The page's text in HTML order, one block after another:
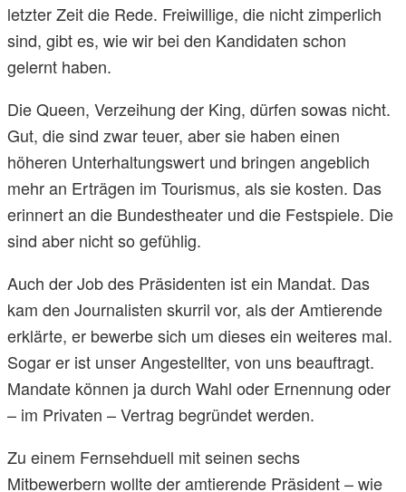
letzter Zeit die Rede. Freiwillige, die nicht zimperlich
sind, gibt es, wie wir bei den Kandidaten schon
gelernt haben.
Die Queen, Verzeihung der King, dürfen sowas nicht.
Gut, die sind zwar teuer, aber sie haben einen
höheren Unterhaltungswert und bringen angeblich
mehr an Erträgen im Tourismus, als sie kosten. Das
erinnert an die Bundestheater und die Festspiele. Die
sind aber nicht so gefühlig.
Auch der Job des Präsidenten ist ein Mandat. Das
kam den Journalisten skurril vor, als der Amtierende
erklärte, er bewerbe sich um dieses ein weiteres mal.
Sogar er ist unser Angestellter, von uns beauftragt.
Mandate können ja durch Wahl oder Ernennung oder
– im Privaten – Vertrag begründet werden.
Zu einem Fernsehduell mit seinen sechs
Mitbewerbern wollte der amtierende Präsident – wie